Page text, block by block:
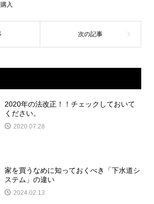
購入
2020年の法改正！！チェックしておいて
ください。
2020.07.28
家を買うなめに知っておくべき「下水道シ
ステム」の違い
2024.02.13